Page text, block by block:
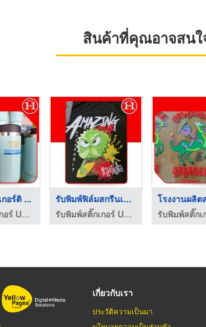
สินค้าที่คุณอาจสนใ
อร์ติ ...
รับพิมพ์สติ๊กเกอร์ UV DTF ติดวัสดุผิวเรียบ สกรีนเสื้อรีดร้อน
รับพิมพ์ฟิล์มสกรีนเส ...
รับพิมพ์สติ๊กเกอร์ UV DTF ติดวัสดุผิวเรียบ สกรีนเสื้อรีดร้อน
เกี่ยวกับเรา
ประวัติความเป็นมา